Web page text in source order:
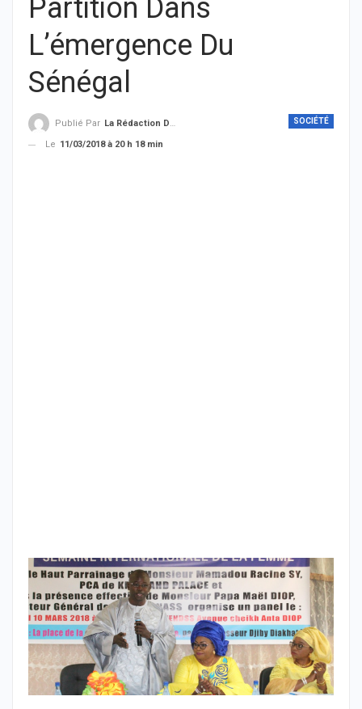
Partition Dans
L’émergence Du
Sénégal
SOCIÉTÉ
Publié Par La Rédaction De THIEYSENEGAL.com
Le 11/03/2018 à 20 h 18 min